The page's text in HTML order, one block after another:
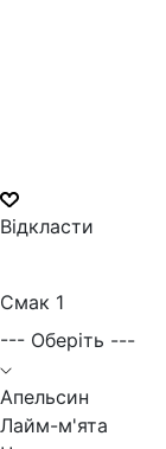
Відкласти
Смак 1
--- Оберіть ---
Апельсин
Лайм-м'ята